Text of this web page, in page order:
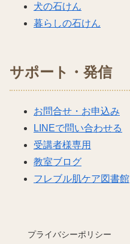
犬の石けん
暮らしの石けん
サポート・発信
お問合せ・お申込み
LINEで問い合わせる
受講者様専用
教室ブログ
フレブル肌ケア図書館
プライバシーポリシー